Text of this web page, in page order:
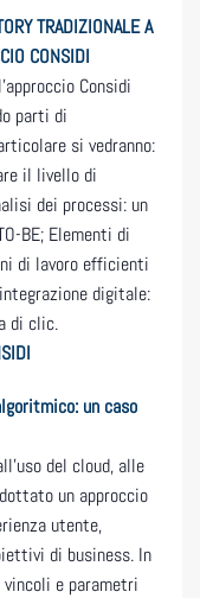
TRADIZIONALE A
CONSIDI
Considi
parti di
si vedranno:
il livello di
dei processi: un
BE; Elementi di
di lavoro efficienti
digitale:
di clic.
un caso
del cloud, alle
un approccio
utente,
di business. In
e parametri